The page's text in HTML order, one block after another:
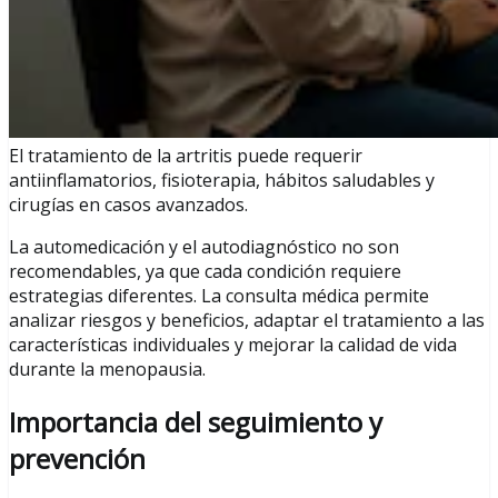
El tratamiento de la artritis puede requerir
antiinflamatorios, fisioterapia, hábitos saludables y
cirugías en casos avanzados.
La automedicación y el autodiagnóstico no son
recomendables, ya que cada condición requiere
estrategias diferentes. La consulta médica permite
analizar riesgos y beneficios, adaptar el tratamiento a las
características individuales y mejorar la calidad de vida
durante la menopausia.
Importancia del seguimiento y
prevención